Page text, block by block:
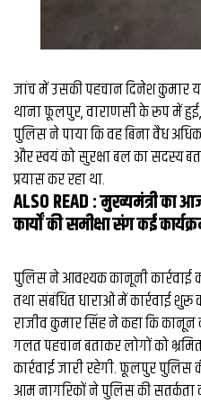
जांच में उसकी पहचान दिनेश कुमार
थाना फूलपुर, वाराणसी के रूप में हुई,
पुलिस ने पाया कि वह बिना वैध
और स्वयं को सुरक्षा बल का सदस्य
प्रयास कर रहा था.
ALSO READ :मुख्‍यमंत्री का
कार्यों की समीक्षा संग कई
पुलिस ने आवश्यक कानूनी कार्रवाई
तथा संबंधित धाराओं में कार्रवाई शुरू
राजीव कुमार सिंह ने कहा कि
गलत पहचान बताकर लोगों को
कार्रवाई जारी रहेगी. फूलपुर पुलिस
आम नागरिकों ने पुलिस की सतर्कता